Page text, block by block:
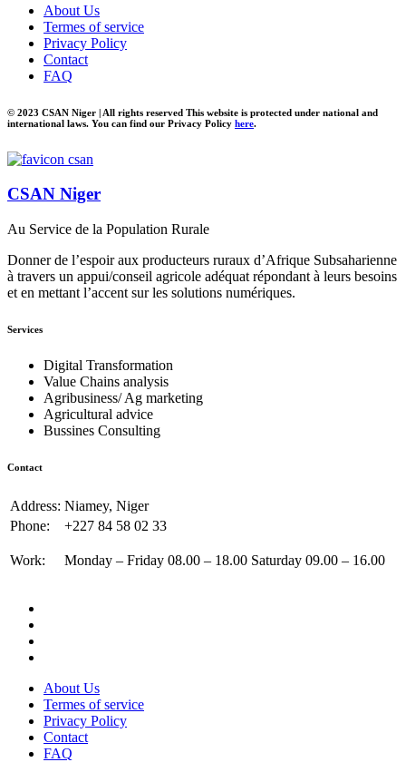
About Us
Termes of service
Privacy Policy
Contact
FAQ
© 2023 CSAN Niger | All rights reserved This website is protected under national and
international laws. You can find our Privacy Policy here.
CSAN Niger
Au Service de la Population Rurale
Donner de l’espoir aux producteurs ruraux d’Afrique Subsaharienne
à travers un appui/conseil agricole adéquat répondant à leurs besoins
et en mettant l’accent sur les solutions numériques.
Services
Digital Transformation
Value Chains analysis
Agribusiness/ Ag marketing
Agricultural advice
Bussines Consulting
Contact
Address: Niamey, Niger
Phone:
+227 84 58 02 33
Work: Monday – Friday 08.00 – 18.00 Saturday 09.00 – 16.00
About Us
Termes of service
Privacy Policy
Contact
FAQ